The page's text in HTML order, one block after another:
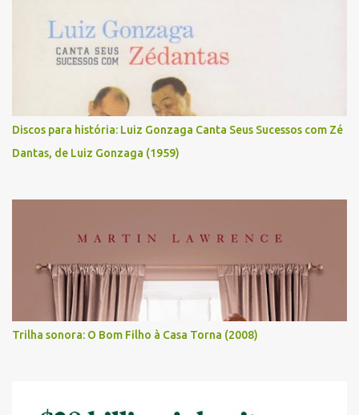
Discos para história: Luiz Gonzaga Canta Seus Sucessos com Zé
Dantas, de Luiz Gonzaga (1959)
Trilha sonora: O Bom Filho à Casa Torna (2008)